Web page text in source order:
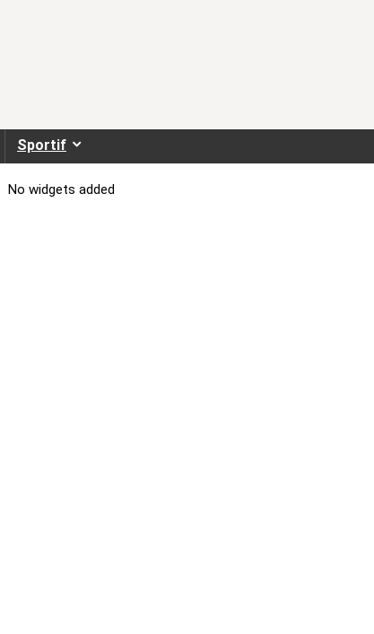
Sportif
No widgets added